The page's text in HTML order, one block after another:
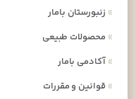
»زنبورستان بامار
»محصولات طبیعی
»آکادمی بامار
»قوانین و مقررات